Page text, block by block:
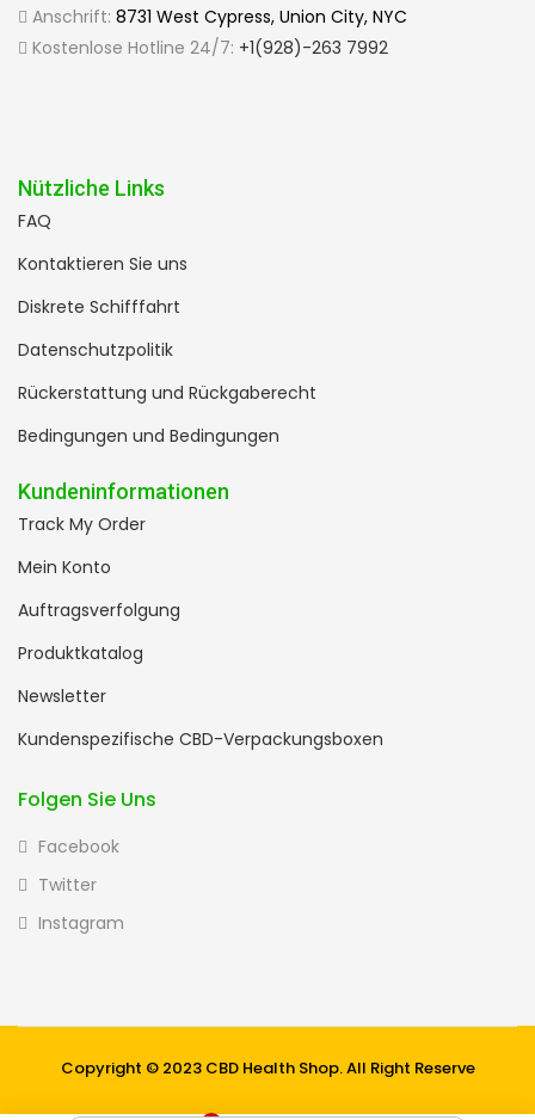
Anschrift: 8731 West Cypress, Union City, NYC
Kostenlose Hotline 24/7: +1(928)-263 7992
Nützliche Links
FAQ
Kontaktieren Sie uns
Diskrete Schifffahrt
Datenschutzpolitik
Rückerstattung und Rückgaberecht
Bedingungen und Bedingungen
Kundeninformationen
Track My Order
Mein Konto
Auftragsverfolgung
Produktkatalog
Newsletter
Kundenspezifische CBD-Verpackungsboxen
Folgen Sie Uns
Facebook
Twitter
Instagram
Copyright © 2023 CBD Health Shop. All Right Reserve